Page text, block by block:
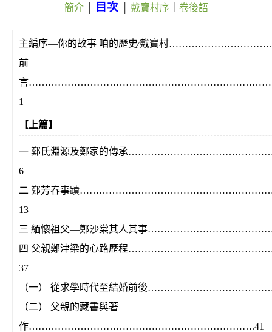
簡介│ 目次 戴寶村序｜ 卷後語
主編序—你的故事 咱的歷史∕戴寶村
前
言
1
【上篇】
一 鄭氏淵源及鄭家的傳承
6
二 鄭芳春事蹟
13
三 緬懷祖父—鄭沙棠其人其事
四 父親鄭津梁的心路歷程
37
（一） 從求學時代至結婚前後
（二） 父親的藏書與著
作…………………………………………………………….41